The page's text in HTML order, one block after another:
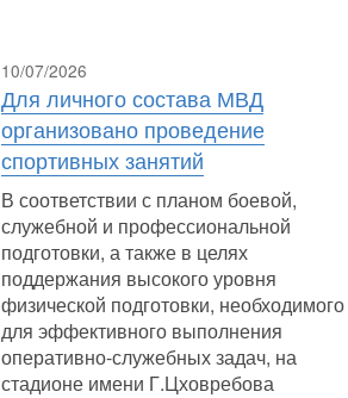
10/07/2026
Для личного состава МВД
организовано проведение
спортивных занятий
В соответствии с планом боевой,
служебной и профессиональной
подготовки, а также в целях
поддержания высокого уровня
физической подготовки, необходимого
для эффективного выполнения
оперативно-служебных задач, на
стадионе имени Г.Цховребова